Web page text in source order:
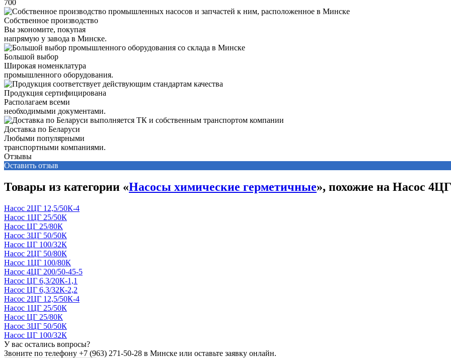
700
Собственное производство
Вы экономите, покупая
напрямую у завода в Минске.
Большой выбор
Широкая номенклатура
промышленного оборудования.
Продукция сертифицирована
Располагаем всеми
необходимыми документами.
Доставка по Беларуси
Любыми популярными
транспортными компаниями.
Отзывы
Оставить отзыв
Товары из категории «Насосы химические герметичные», похожие на Насос
Насос 2ЦГ 12,5/50К-4
Насос 1ЦГ 25/50К
Насос ЦГ 25/80К
Насос 3ЦГ 50/50К
Насос ЦГ 100/32К
Насос 2ЦГ 50/80К
Насос 1ЦГ 100/80К
Насос 4ЦГ 200/50-45-5
Насос ЦГ 6,3/20К-1,1
Насос ЦГ 6,3/32К-2,2
Насос 2ЦГ 12,5/50К-4
Насос 1ЦГ 25/50К
Насос ЦГ 25/80К
Насос 3ЦГ 50/50К
Насос ЦГ 100/32К
У вас остались вопросы?
Звоните по телефону +7 (963) 271-50-28 в Минске или оставьте заявку онлайн.